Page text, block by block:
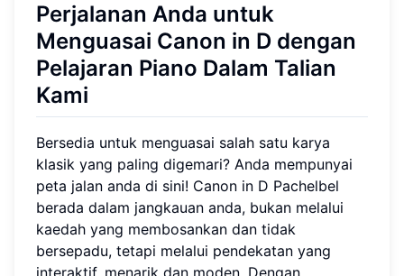
Perjalanan Anda untuk
Menguasai Canon in D dengan
Pelajaran Piano Dalam Talian
Kami
Bersedia untuk menguasai salah satu karya
klasik yang paling digemari? Anda mempunyai
peta jalan anda di sini! Canon in D Pachelbel
berada dalam jangkauan anda, bukan melalui
kaedah yang membosankan dan tidak
bersepadu, tetapi melalui pendekatan yang
interaktif, menarik dan moden. Dengan